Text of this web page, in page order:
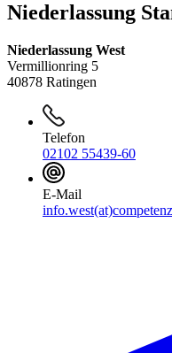
Niederlassung
Niederlassung West
Vermillionring 5
40878 Ratingen
Telefon
02102 55439-60
E-Mail